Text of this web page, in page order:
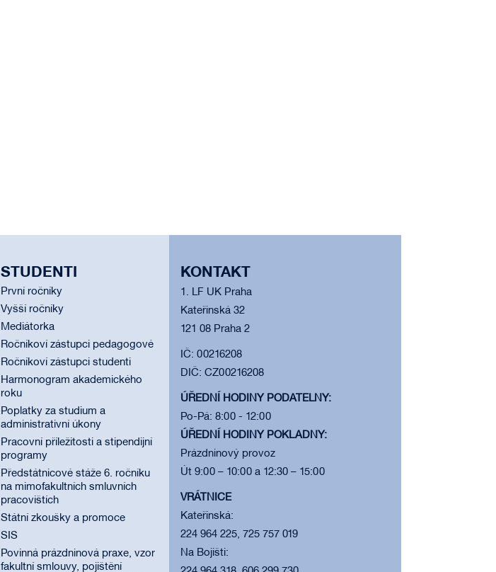
STUDENTI
První ročníky
Vyšší ročníky
Mediátorka
Ročníkoví zástupci pedagogové
Ročníkoví zástupci studenti
Harmonogram akademického
roku
Poplatky za studium a
administrativní úkony
Pracovní příležitosti a stipendijní
programy
Předstátnicové stáže 6. ročníku
na mimofakultních smluvních
pracovištích
Státní zkoušky a promoce
SIS
Povinná prázdninová praxe, vzor
fakultní smlouvy, pojištění
KONTAKT
1. LF UK Praha
Kateřinská 32
121 08 Praha 2
IČ: 00216208
DIČ: CZ00216208
ÚŘEDNÍ HODINY PODATELNY:
Po-Pá: 8:00 - 12:00
ÚŘEDNÍ HODINY POKLADNY:
Prázdninový provoz
Út 9:00 – 10:00 a 12:30 – 15:00
VRÁTNICE
Kateřinská:
224 964 225, 725 757 019
Na Bojišti: